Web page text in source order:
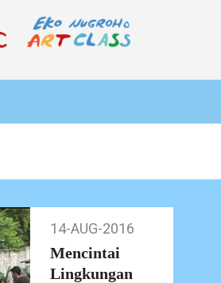
14-
Aug-
2016
14-AUG-2016
Mencintai
Lingkungan